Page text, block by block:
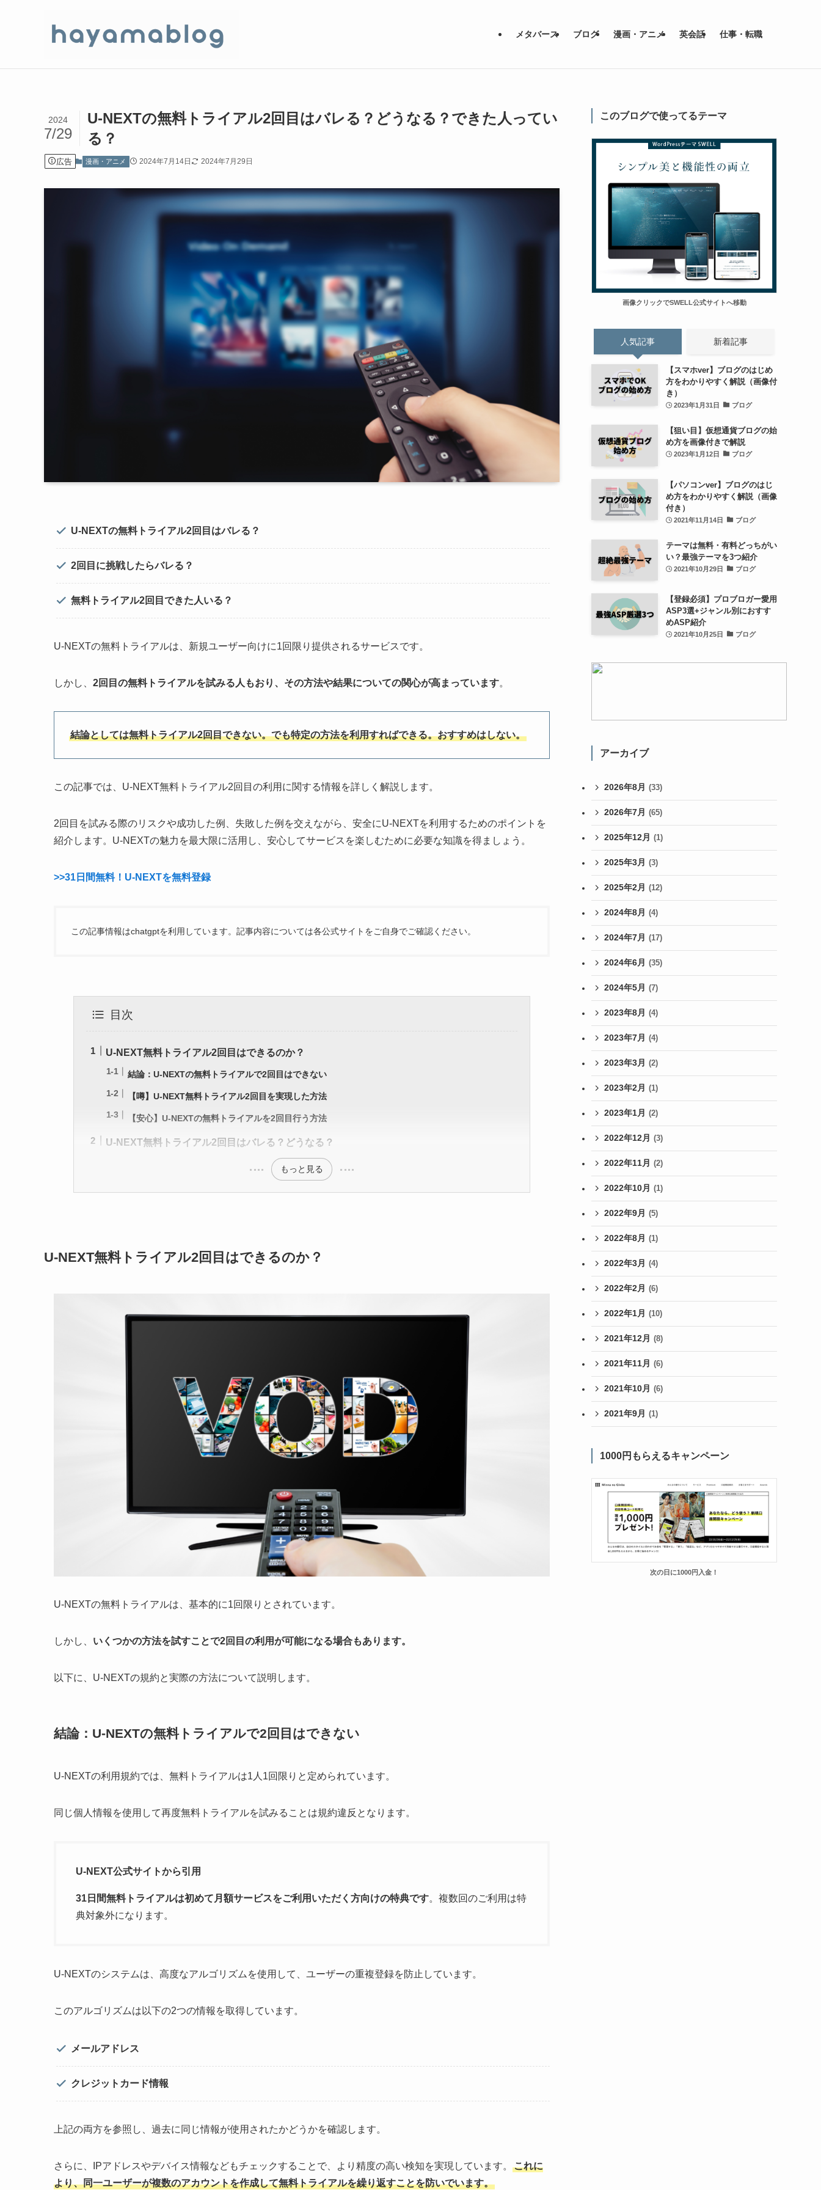
メタバース ブログ 漫画・アニメ 英会話 仕事・転職
U-NEXTの無料トライアル2回目はバレる？どうなる？できた人ってい
る？
2024
7/29
広告 漫画・アニメ 2024年7月14日 2024年7月29日
U-NEXTの無料トライアル2回目はバレる？
2回目に挑戦したらバレる？
無料トライアル2回目できた人いる？
U-NEXTの無料トライアルは、新規ユーザー向けに1回限り提供されるサービスです。
しかし、 2回目の無料トライアルを試みる人もおり、その方法や結果についての関心が高まっています。
結論としては無料トライアル2回目できない。でも特定の方法を利用すればできる。おすすめはしない。
この記事では、U-NEXT無料トライアル2回目の利用に関する情報を詳しく解説します。
2回目を試みる際のリスクや成功した例、失敗した例を交えながら、安全にU-NEXTを利用するためのポイントを
紹介します。U-NEXTの魅力を最大限に活用し、安心してサービスを楽しむために必要な知識を得ましょう。
>>31日間無料！U-NEXTを無料登録
この記事情報はchatgptを利用しています。記事内容については各公式サイトをご自身でご確認ください。
目次
U-NEXT無料トライアル2回目はできるのか？
結論：U-NEXTの無料トライアルで2回目はできない
【噂】U-NEXT無料トライアル2回目を実現した方法
【安心】U-NEXTの無料トライアルを2回目行う方法
U-NEXT無料トライアル2回目はバレる？どうなる？
もっと見る
U-NEXT無料トライアル2回目はできるのか？
U-NEXTの無料トライアルは、基本的に1回限りとされています。
しかし、 いくつかの方法を試すことで2回目の利用が可能になる場合もあります。
以下に、U-NEXTの規約と実際の方法について説明します。
結論：U-NEXTの無料トライアルで2回目はできない
U-NEXTの利用規約では、無料トライアルは1人1回限りと定められています。
同じ個人情報を使用して再度無料トライアルを試みることは規約違反となります。
U-NEXT公式サイトから引用
31日間無料トライアルは初めて月額サービスをご利用いただく方向けの特典です。複数回のご利用は特
典対象外になります。
U-NEXTのシステムは、高度なアルゴリズムを使用して、ユーザーの重複登録を防止しています。
このアルゴリズムは以下の2つの情報を取得しています。
メールアドレス
クレジットカード情報
上記の両方を参照し、過去に同じ情報が使用されたかどうかを確認します。
さらに、IPアドレスやデバイス情報などもチェックすることで、より精度の高い検知を実現しています。
これに
より、同一ユーザーが複数のアカウントを作成して無料トライアルを繰り返すことを防いでいます。
このブログで使ってるテーマ
画像クリックでSWELL公式サイトへ移動
人気記事 新着記事
【スマホver】ブログのはじめ
方をわかりやすく解説（画像付
き）
2023年1月31日 ブログ
【狙い目】仮想通貨ブログの始
め方を画像付きで解説
2023年1月12日 ブログ
【パソコンver】ブログのはじ
め方をわかりやすく解説（画像
付き）
2021年11月14日 ブログ
テーマは無料・有料どっちがい
い？最強テーマを3つ紹介
2021年10月29日 ブログ
【登録必須】プロブロガー愛用
ASP3選+ジャンル別におすす
めASP紹介
2021年10月25日 ブログ
アーカイブ
2026年8月 (33)
2026年7月 (65)
2025年12月 (1)
2025年3月 (3)
2025年2月 (12)
2024年8月 (4)
2024年7月 (17)
2024年6月 (35)
2024年5月 (7)
2023年8月 (4)
2023年7月 (4)
2023年3月 (2)
2023年2月 (1)
2023年1月 (2)
2022年12月 (3)
2022年11月 (2)
2022年10月 (1)
2022年9月 (5)
2022年8月 (1)
2022年3月 (4)
2022年2月 (6)
2022年1月 (10)
2021年12月 (8)
2021年11月 (6)
2021年10月 (6)
2021年9月 (1)
1000円もらえるキャンペーン
次の日に1000円入金！